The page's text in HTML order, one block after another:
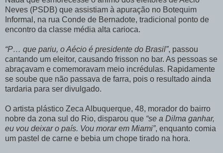
Neves (PSDB) que assistiam à apuração no Botequim
Informal, na rua Conde de Bernadote, tradicional ponto de
encontro da classe média alta carioca.
“P… que pariu, o Aécio é presidente do Brasil”, passou
cantando um eleitor, causando frisson no bar. As pessoas se
abraçavam e comemoravam meio incrédulas. Rapidamente
se soube que não passava de farra, pois o resultado ainda
tardaria para ser divulgado.
O artista plástico Zeca Albuquerque, 48, morador do bairro
nobre da zona sul do Rio, disparou que “se a Dilma ganhar,
eu vou deixar o país. Vou morar em Miami”, enquanto comia
um pastel de carne e bebia um chope tirado na hora.